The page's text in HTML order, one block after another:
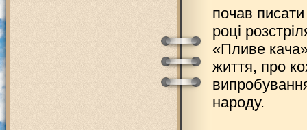
почав
році
«Пливе
життя, про
народу.